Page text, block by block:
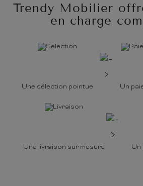
Trendy Mobilier
en charge
Une sélection pointue Un
Une livraison sur mesure Un